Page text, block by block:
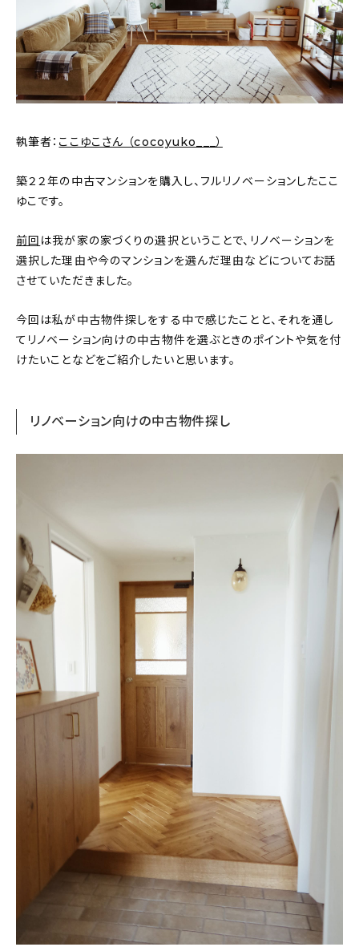
新着記事
人気の記事
日用品
キッチン
ギフト
キッズ
執筆者： ここゆこさん （cocoyuko___）
築２２年の中古マンションを購入し、フルリノベーションしたここ
ゆこです。
前回 は我が家の家づくりの選択ということで、リノベーションを
選択した理由や今のマンションを選んだ理由などについてお話
させていただきました。
今回は私が中古物件探しをする中で感じたことと、それを通し
てリノベーション向けの中古物件を選ぶときのポイントや気を付
けたいことなどをご紹介したいと思います。
リノベーション向けの中古物件探し